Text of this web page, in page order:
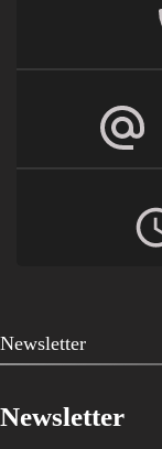
Newsletter
Newsletter